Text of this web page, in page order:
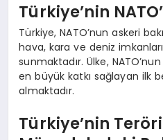
Türkiye’nin
Türkiye, NATO’nun askeri
hava, kara ve deniz
sunmaktadır. Ülke,
en büyük katkı sağlayan ilk
almaktadır.
Türkiye’nin